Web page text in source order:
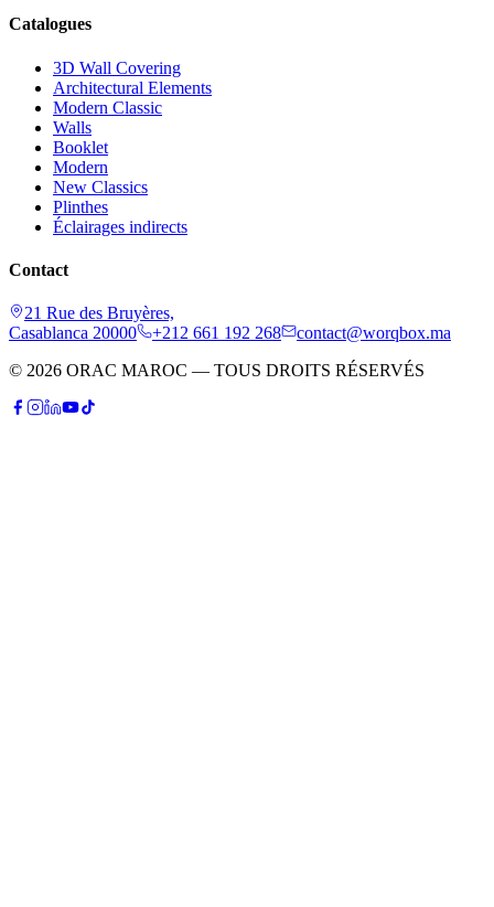
Catalogues
3D Wall Covering
Architectural Elements
Modern Classic
Walls
Booklet
Modern
New Classics
Plinthes
Éclairages indirects
Contact
21 Rue des Bruyères,
Casablanca 20000
+212 661 192 268
contact@worqbox.ma
© 2026 ORAC MAROC — TOUS DROITS RÉSERVÉS